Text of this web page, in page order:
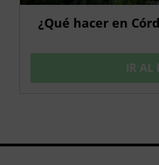
¿Qué hacer en
IR AL